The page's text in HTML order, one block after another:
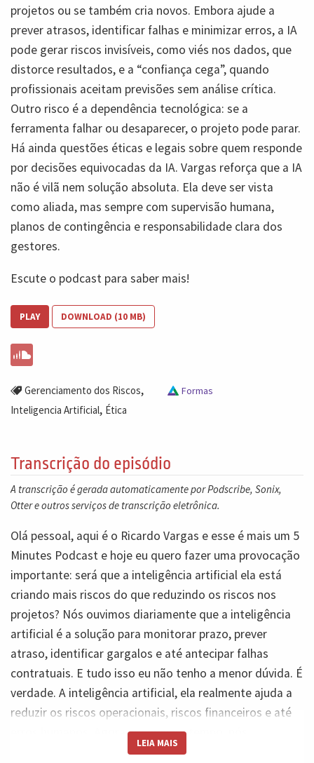
projetos ou se também cria novos. Embora ajude a
prever atrasos, identificar falhas e minimizar erros, a IA
pode gerar riscos invisíveis, como viés nos dados, que
distorce resultados, e a “confiança cega”, quando
profissionais aceitam previsões sem análise crítica.
Outro risco é a dependência tecnológica: se a
ferramenta falhar ou desaparecer, o projeto pode parar.
Há ainda questões éticas e legais sobre quem responde
por decisões equivocadas da IA. Vargas reforça que a IA
não é vilã nem solução absoluta. Ela deve ser vista
como aliada, mas sempre com supervisão humana,
planos de contingência e responsabilidade clara dos
gestores.
Escute o podcast para saber mais!
PLAY DOWNLOAD (10 MB)
Gerenciamento dos Riscos,
Inteligencia Artificial, Ética
Formas
Transcrição do episódio
A transcrição é gerada automaticamente por Podscribe, Sonix,
Otter e outros serviços de transcrição eletrônica.
Olá pessoal, aqui é o Ricardo Vargas e esse é mais um 5
Minutes Podcast e hoje eu quero fazer uma provocação
importante: será que a inteligência artificial ela está
criando mais riscos do que reduzindo os riscos nos
projetos? Nós ouvimos diariamente que a inteligência
artificial é a solução para monitorar prazo, prever
atraso, identificar gargalos e até antecipar falhas
contratuais. E tudo isso eu não tenho a menor dúvida. É
verdade. A inteligência artificial, ela realmente ajuda a
reduzir os riscos operacionais, riscos financeiros e até
erros humanos. Agora, ao mesmo tempo, nós
precisamos encarar a outra face da moeda que AI nos
LEIA MAIS